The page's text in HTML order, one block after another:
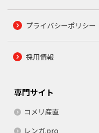
プライバシーポリシー
採用情報
専門サイト
コメリ産直
レンガ.pro